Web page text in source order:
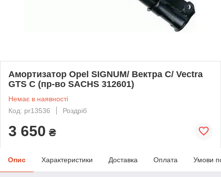
Амортизатор Opel SIGNUM/ Вектра C/ Vectra
GTS C (пр-во SACHS 312601)
Немає в наявності
Код: pr13536
Роздріб
3 650 ₴
Опис Характеристики Доставка Оплата Умови